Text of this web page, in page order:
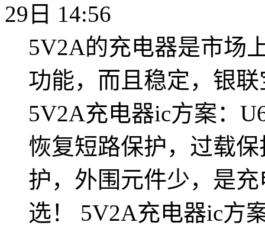
29日 14:56
5V2A的充电器是市场
功能，而且稳定，银
5V2A充电器ic方案：
恢复短路保护，过载
护，外围元件少，是
选！ 5V2A充电器ic方